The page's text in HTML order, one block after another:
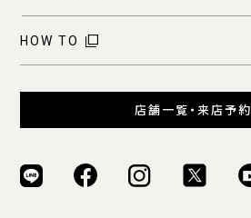
HOW TO
店舗一覧・来店予約